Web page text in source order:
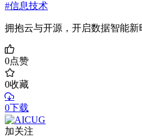
#信息技术
拥抱云与开源，开启数据智能新
0点赞
0收藏
0下载
加关注